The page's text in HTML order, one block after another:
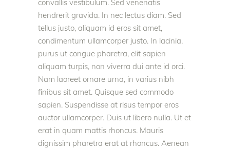
convallis vestibulum. Sed venenatis
hendrerit gravida. In nec lectus diam. Sed
tellus justo, aliquam id eros sit amet,
condimentum ullamcorper justo. In lacinia,
purus ut congue pharetra, elit sapien
aliquam turpis, non viverra dui ante id orci.
Nam laoreet ornare urna, in varius nibh
finibus sit amet. Quisque sed commodo
sapien. Suspendisse at risus tempor eros
auctor ullamcorper. Duis ut libero nulla. Ut et
erat in quam mattis rhoncus. Mauris
dignissim pharetra erat at rhoncus. Aenean